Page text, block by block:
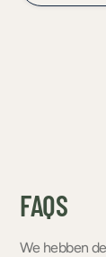
FAQS
We hebben